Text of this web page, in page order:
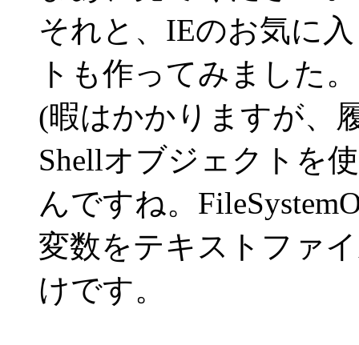
それと、IEのお気に
トも作ってみました。
(暇はかかりますが、
Shellオブジェクトを
んですね。
変数をテキストファ
けです。